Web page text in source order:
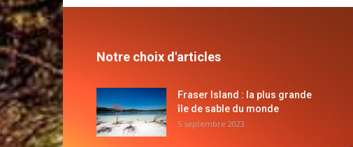
Notre choix d'articles
Fraser Island : la plus grande
île de sable du monde
5 septembre 2023